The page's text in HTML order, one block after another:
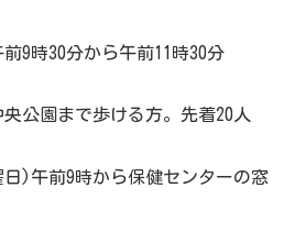
9時30分から午前11時30分
公園まで歩ける方。先着20人
)午前9時から保健センターの窓